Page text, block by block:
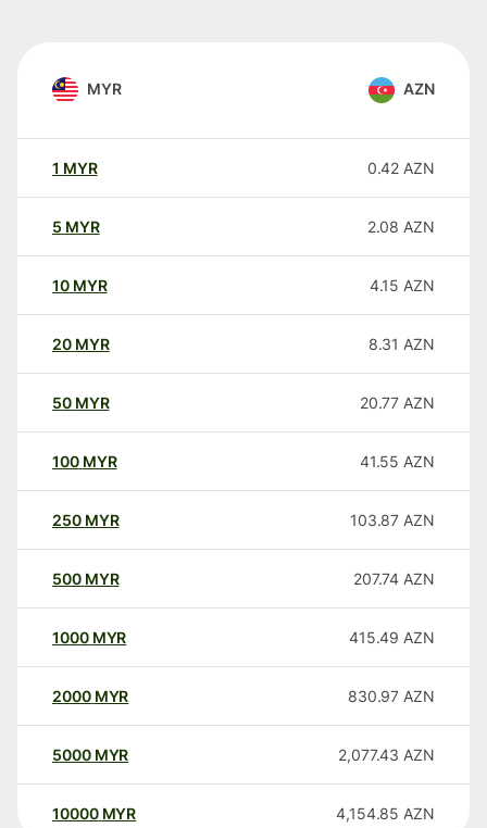
MYR AZN
1 MYR 0.42 AZN
5 MYR 2.08 AZN
10 MYR 4.15 AZN
20 MYR 8.31 AZN
50 MYR 20.77 AZN
100 MYR 41.55 AZN
250 MYR 103.87 AZN
500 MYR 207.74 AZN
1000 MYR 415.49 AZN
2000 MYR 830.97 AZN
5000 MYR 2,077.43 AZN
10000 MYR 4,154.85 AZN